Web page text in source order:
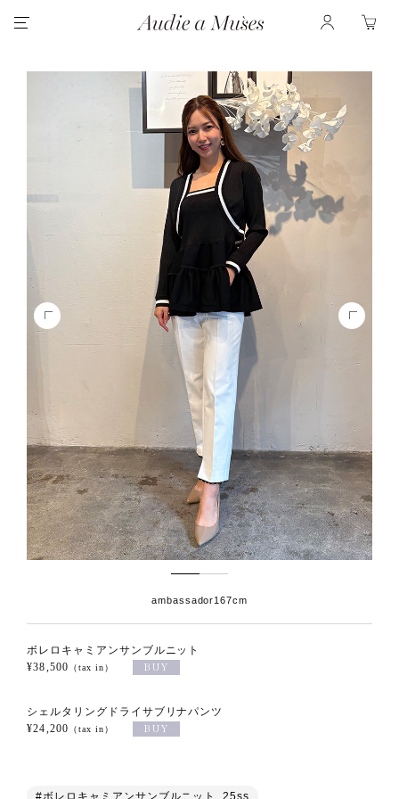
ambassador167cm
ボレロキャミアンサンブルニット
¥38,500
（tax in）
シェルタリングドライサブリナパンツ
¥24,200
（tax in）